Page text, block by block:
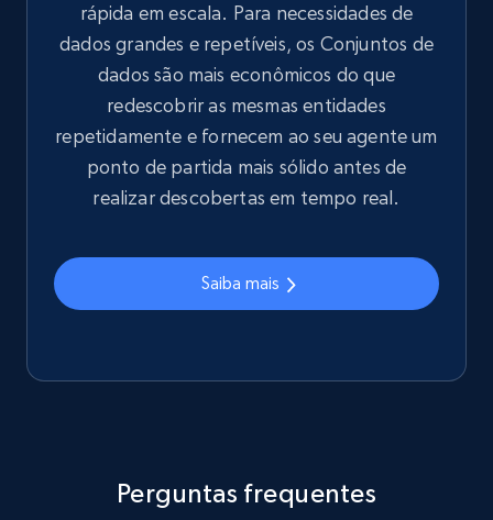
rápida em escala. Para necessidades de
dados grandes e repetíveis, os Conjuntos de
dados são mais econômicos do que
redescobrir as mesmas entidades
repetidamente e fornecem ao seu agente um
ponto de partida mais sólido antes de
realizar descobertas em tempo real.
Saiba mais
Perguntas frequentes